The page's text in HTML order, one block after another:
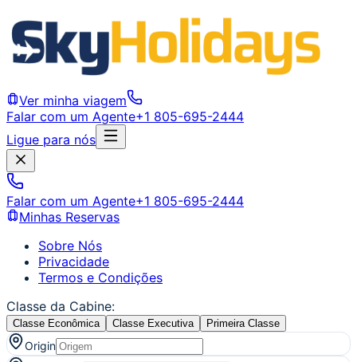
Ver minha viagem
Falar com um Agente+1 805-695-2444
Ligue para nós
Falar com um Agente+1 805-695-2444
Minhas Reservas
Sobre Nós
Privacidade
Termos e Condições
Classe da Cabine:
Classe Econômica Classe Executiva Primeira Classe
Origin